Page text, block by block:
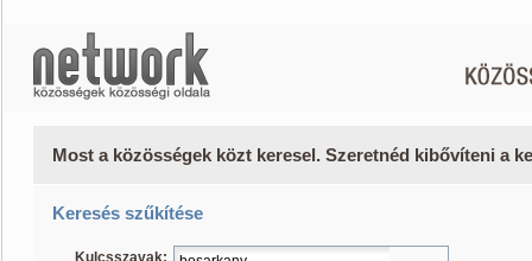
Most a közösségek közt keresel. Szeretnéd kibővíteni a
Keresés szűkítése
Kulcsszavak: